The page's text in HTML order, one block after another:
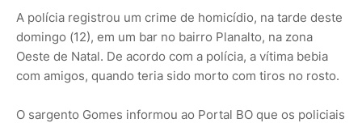
A polícia registrou um crime de homicídio, na tarde deste
domingo (12), em um bar no bairro Planalto, na zona
Oeste de Natal. De acordo com a polícia, a vítima bebia
com amigos, quando teria sido morto com tiros no rosto.
O sargento Gomes informou ao Portal BO que os policiais